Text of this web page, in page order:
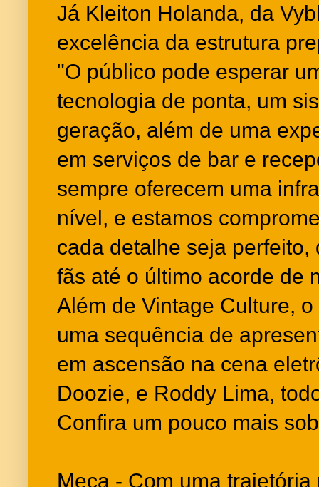
Já Kleiton Holanda, da
excelência da estrutura
"O público pode esperar
tecnologia de ponta, um
geração, além de uma
em serviços de bar e
sempre oferecem uma
nível, e estamos
cada detalhe seja
fãs até o último acorde de
Além de Vintage Culture,
uma sequência de
em ascensão na cena
Doozie, e Roddy Lima,
Confira um pouco mais
Meca - Com uma